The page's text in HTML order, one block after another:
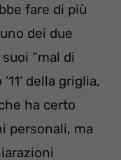
fare di più
dei due
“mal di
della griglia,
ha certo
personali, ma